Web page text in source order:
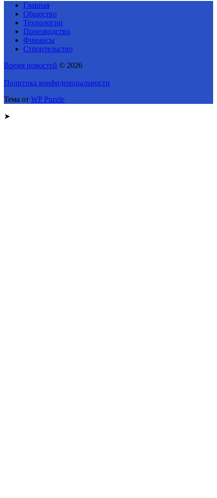
Главная
Общество
Технологии
Производство
Финансы
Строительство
Время новостей © 2026
Политика конфиденциальности
Тема от WP Puzzle
➤